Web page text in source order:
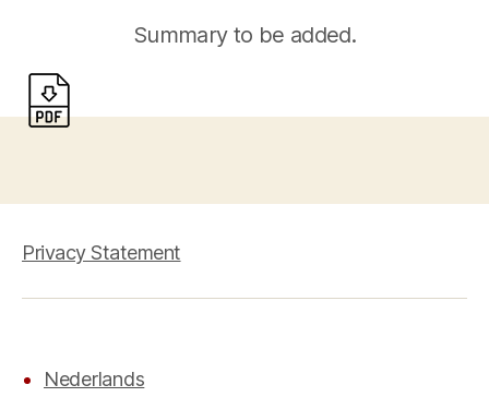
Summary to be added.
Privacy Statement
Nederlands